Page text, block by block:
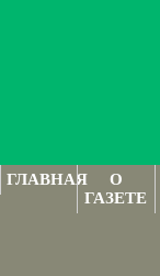
ГЛАВНАЯ
О
ГАЗЕТЕ